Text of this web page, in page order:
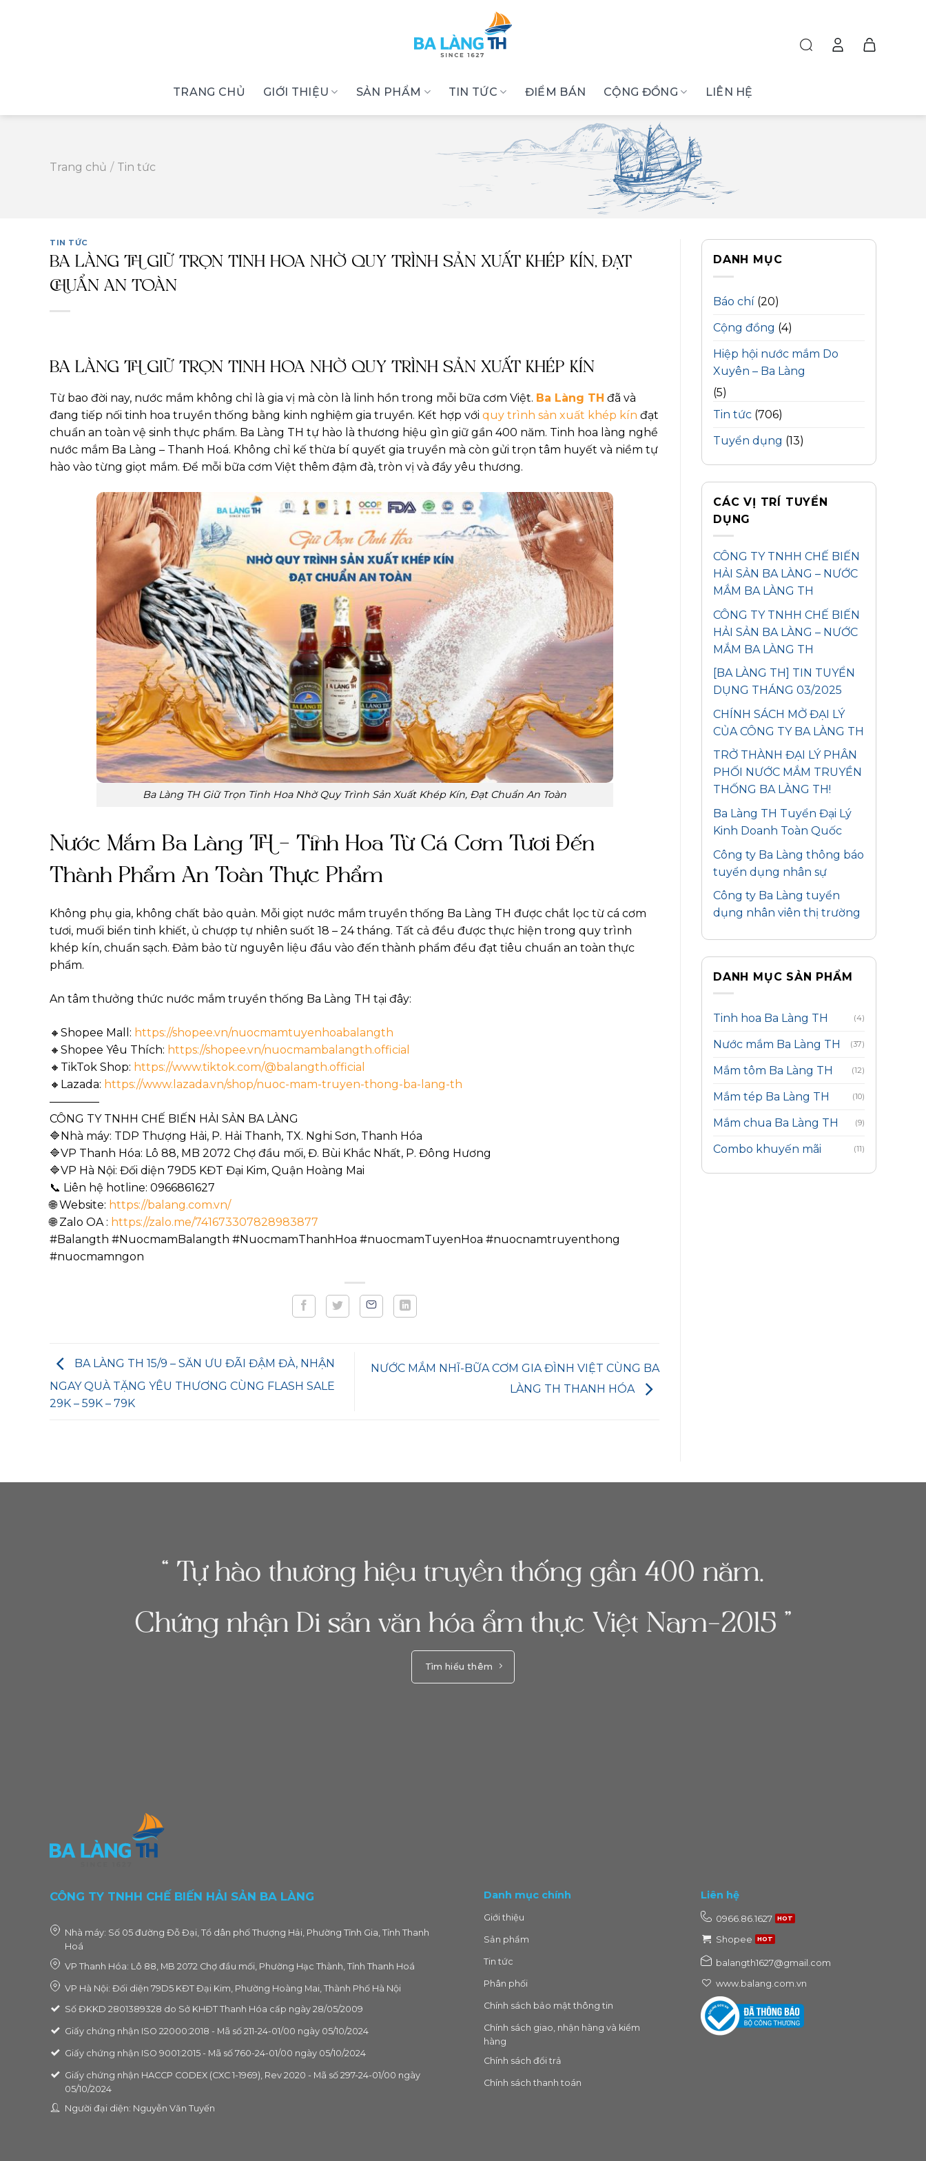
TRANG CHỦ GIỚI THIỆU SẢN PHẨM TIN TỨC ĐIỂM BÁN CỘNG ĐỒNG LIÊN HỆ
Trang chủ / Tin tức
TIN TỨC
BA LÀNG TH GIỮ TRỌN TINH HOA NHỜ QUY TRÌNH SẢN XUẤT KHÉP KÍN, ĐẠT
CHUẨN AN TOÀN
BA LÀNG TH GIỮ TRỌN TINH HOA NHỜ QUY TRÌNH SẢN XUẤT KHÉP KÍN
Từ bao đời nay, nước mắm không chỉ là gia vị mà còn là linh hồn trong mỗi bữa cơm Việt. Ba Làng TH đã và
đang tiếp nối tinh hoa truyền thống bằng kinh nghiệm gia truyền. Kết hợp với quy trình sản xuất khép kín đạt
chuẩn an toàn vệ sinh thực phẩm. Ba Làng TH tự hào là thương hiệu gìn giữ gần 400 năm. Tinh hoa làng nghề
nước mắm Ba Làng – Thanh Hoá. Không chỉ kế thừa bí quyết gia truyền mà còn gửi trọn tâm huyết và niềm tự
hào vào từng giọt mắm. Để mỗi bữa cơm Việt thêm đậm đà, tròn vị và đầy yêu thương.
Ba Làng TH Giữ Trọn Tinh Hoa Nhờ Quy Trình Sản Xuất Khép Kín, Đạt Chuẩn An Toàn
Nước Mắm Ba Làng TH – Tinh Hoa Từ Cá Cơm Tươi Đến
Thành Phẩm An Toàn Thực Phẩm
Không phụ gia, không chất bảo quản. Mỗi giọt nước mắm truyền thống Ba Làng TH được chắt lọc từ cá cơm
tươi, muối biển tinh khiết, ủ chượp tự nhiên suốt 18 – 24 tháng. Tất cả đều được thực hiện trong quy trình
khép kín, chuẩn sạch. Đảm bảo từ nguyên liệu đầu vào đến thành phẩm đều đạt tiêu chuẩn an toàn thực
phẩm.
An tâm thưởng thức nước mắm truyền thống Ba Làng TH tại đây:
🔸Shopee Mall: https://shopee.vn/nuocmamtuyenhoabalangth
🔸Shopee Yêu Thích: https://shopee.vn/nuocmambalangth.official
🔸TikTok Shop: https://www.tiktok.com/@balangth.official
🔸Lazada: https://www.lazada.vn/shop/nuoc-mam-truyen-thong-ba-lang-th
————–
CÔNG TY TNHH CHẾ BIẾN HẢI SẢN BA LÀNG
🔷Nhà máy: TDP Thượng Hải, P. Hải Thanh, TX. Nghi Sơn, Thanh Hóa
🔷VP Thanh Hóa: Lô 88, MB 2072 Chợ đầu mối, Đ. Bùi Khắc Nhất, P. Đông Hương
🔷VP Hà Nội: Đối diện 79D5 KĐT Đại Kim, Quận Hoàng Mai
📞 Liên hệ hotline: 0966861627
🌐 Website: https://balang.com.vn/
🌐 Zalo OA : https://zalo.me/741673307828983877
#Balangth #NuocmamBalangth #NuocmamThanhHoa #nuocmamTuyenHoa #nuocnamtruyenthong
#nuocmamngon
BA LÀNG TH 15/9 – SĂN ƯU ĐÃI ĐẬM ĐÀ, NHẬN
NGAY QUÀ TẶNG YÊU THƯƠNG CÙNG FLASH SALE
29K – 59K – 79K
NƯỚC MẮM NHĨ-BỮA CƠM GIA ĐÌNH VIỆT CÙNG BA
LÀNG TH THANH HÓA
DANH MỤC
Báo chí (20)
Cộng đồng (4)
Hiệp hội nước mắm Do
Xuyên – Ba Làng
(5)
Tin tức (706)
Tuyển dụng (13)
CÁC VỊ TRÍ TUYỂN
DỤNG
CÔNG TY TNHH CHẾ BIẾN
HẢI SẢN BA LÀNG – NƯỚC
MẮM BA LÀNG TH
CÔNG TY TNHH CHẾ BIẾN
HẢI SẢN BA LÀNG – NƯỚC
MẮM BA LÀNG TH
[BA LÀNG TH] TIN TUYỂN
DỤNG THÁNG 03/2025
CHÍNH SÁCH MỞ ĐẠI LÝ
CỦA CÔNG TY BA LÀNG TH
TRỞ THÀNH ĐẠI LÝ PHÂN
PHỐI NƯỚC MẮM TRUYỀN
THỐNG BA LÀNG TH!
Ba Làng TH Tuyển Đại Lý
Kinh Doanh Toàn Quốc
Công ty Ba Làng thông báo
tuyển dụng nhân sự
Công ty Ba Làng tuyển
dụng nhân viên thị trường
DANH MỤC SẢN PHẨM
Tinh hoa Ba Làng TH (4)
Nước mắm Ba Làng TH (37)
Mắm tôm Ba Làng TH (12)
Mắm tép Ba Làng TH (10)
Mắm chua Ba Làng TH (9)
Combo khuyến mãi (11)
“ Tự hào thương hiệu truyền thống gần 400 năm.
Chứng nhận Di sản văn hóa ẩm thực Việt Nam-2015 ”
Tìm hiểu thêm
CÔNG TY TNHH CHẾ BIẾN HẢI SẢN BA LÀNG
Nhà máy: Số 05 đường Đỗ Đại, Tổ dân phố Thượng Hải, Phường Tĩnh Gia, Tỉnh Thanh
Hoá
VP Thanh Hóa: Lô 88, MB 2072 Chợ đầu mối, Phường Hạc Thành, Tỉnh Thanh Hoá
VP Hà Nội: Đối diện 79D5 KĐT Đại Kim, Phường Hoàng Mai, Thành Phố Hà Nội
Số ĐKKD 2801389328 do Sở KHĐT Thanh Hóa cấp ngày 28/05/2009
Giấy chứng nhận ISO 22000:2018 - Mã số 211-24-01/00 ngày 05/10/2024
Giấy chứng nhận ISO 9001:2015 - Mã số 760-24-01/00 ngày 05/10/2024
Giấy chứng nhận HACCP CODEX (CXC 1-1969), Rev 2020 - Mã số 297-24-01/00 ngày
05/10/2024
Người đại diện: Nguyễn Văn Tuyến
Danh mục chính
Giới thiệu
Sản phẩm
Tin tức
Phân phối
Chính sách bảo mật thông tin
Chính sách giao, nhận hàng và kiểm
hàng
Chính sách đổi trả
Chính sách thanh toán
Liên hệ
0966.86.1627
Shopee
balangth1627@gmail.com
www.balang.com.vn